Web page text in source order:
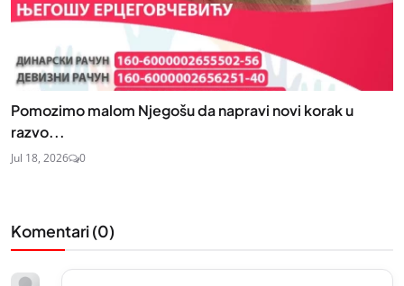
Pomozimo malom Njegošu da napravi novi korak u
razvo...
Jul 18, 2026 0
Komentari (0)